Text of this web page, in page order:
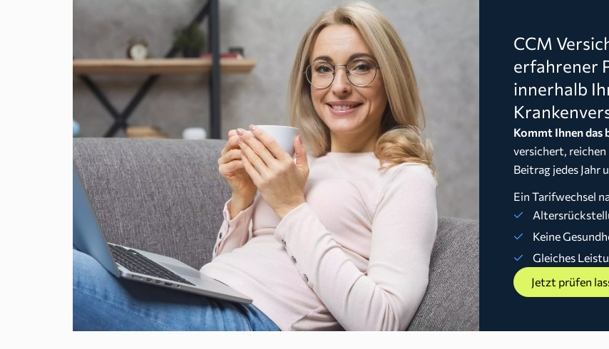
CCM
erfahrener
innerhalb
Kommt Ihnen das
versichert,
Beitrag jedes Jahr
Ein Tarifwechsel
Keine
Gleiches
Jetzt prüfen